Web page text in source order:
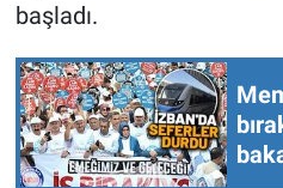
başladı.
Popüler
Programlar
Sağlık